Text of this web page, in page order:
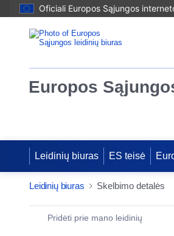
Oficiali Europos Sąjungos
Europos
Leidinių biuras ES teisė
Leidinių biuras Skelbimo detalės
Publication Detail
Pridėti prie mano leidinių